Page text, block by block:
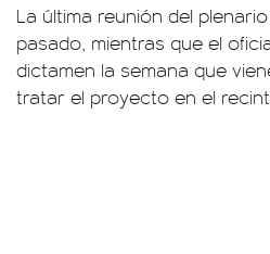
La última reunión del
pasado, mientras que el
dictamen la semana que
tratar el proyecto en el